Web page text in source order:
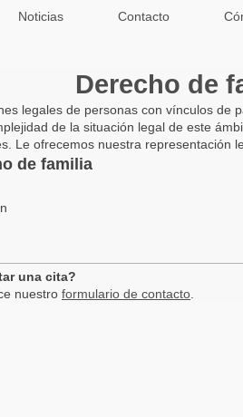
Noticias Contacto
Derecho de
legales de personas con vínculos de
de la situación legal de este
Le ofrecemos nuestra representación
de familia
una cita?
nuestro formulario de contacto